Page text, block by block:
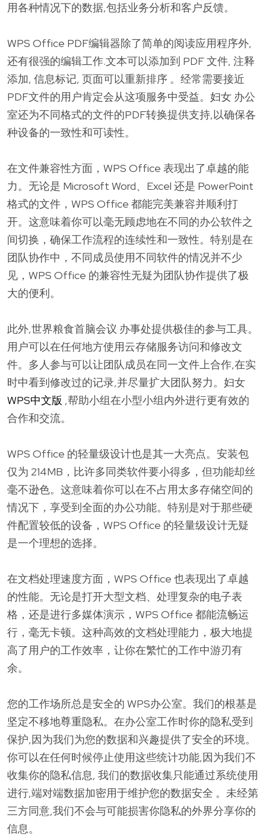
用各种情况下的数据,包括业务分析和客户反馈。
WPS Office PDF编辑器除了简单的阅读应用程序外,
还有很强的编辑工作.文本可以添加到 PDF 文件, 注释
添加, 信息标记, 页面可以重新排序 。经常需要接近
PDF文件的用户肯定会从这项服务中受益。妇女 办公
室还为不同格式的文件的PDF转换提供支持,以确保各
种设备的一致性和可读性。
在文件兼容性方面，WPS Office 表现出了卓越的能
力。无论是 Microsoft Word、Excel 还是 PowerPoint
格式的文件，WPS Office 都能完美兼容并顺利打
开。这意味着你可以毫无顾虑地在不同的办公软件之
间切换，确保工作流程的连续性和一致性。特别是在
团队协作中，不同成员使用不同软件的情况并不少
见，WPS Office 的兼容性无疑为团队协作提供了极
大的便利。
此外,世界粮食首脑会议 办事处提供极佳的参与工具。
用户可以在任何地方使用云存储服务访问和修改文
件。多人参与可以让团队成员在同一文件上合作,在实
时中看到修改过的记录,并尽量扩大团队努力。妇女
WPS中文版 ,帮助小组在小型小组内外进行更有效的
合作和交流。
WPS Office 的轻量级设计也是其一大亮点。安装包
仅为 214MB，比许多同类软件要小得多，但功能却丝
毫不逊色。这意味着你可以在不占用太多存储空间的
情况下，享受到全面的办公功能。特别是对于那些硬
件配置较低的设备，WPS Office 的轻量级设计无疑
是一个理想的选择。
在文档处理速度方面，WPS Office 也表现出了卓越
的性能。无论是打开大型文档、处理复杂的电子表
格，还是进行多媒体演示，WPS Office 都能流畅运
行，毫无卡顿。这种高效的文档处理能力，极大地提
高了用户的工作效率，让你在繁忙的工作中游刃有
余。
您的工作场所总是安全的 WPS办公室。我们的根基是
坚定不移地尊重隐私。在办公室工作时你的隐私受到
保护,因为我们为您的数据和兴趣提供了安全的环境。
你可以在任何时候停止使用这些统计功能,因为我们不
收集你的隐私信息, 我们的数据收集只能通过系统使用
进行,端对端数据加密用于维护您的数据安全 。未经第
三方同意,我们不会与可能损害你隐私的外界分享你的
信息。